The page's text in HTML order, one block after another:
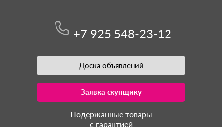
+7 925 548-23-12
Доска объявлений
Заявка скупщику
Подержанные товары
с гарантией